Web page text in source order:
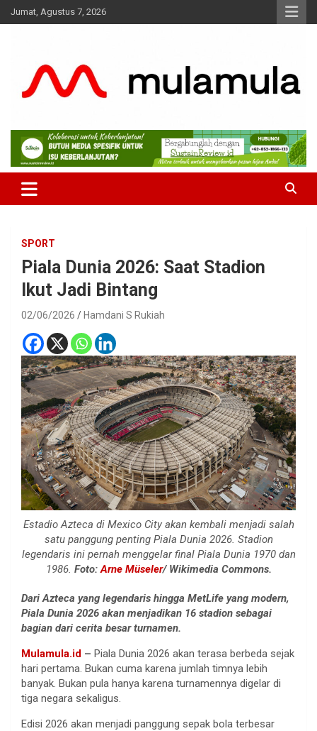
Skip
to
Jumat, Agustus 7, 2026
MulaMula
Medianya para Gen Z
SPORT
Piala Dunia 2026: Saat Stadion
Ikut Jadi Bintang
02/06/2026 Hamdani S Rukiah
Estadio Azteca di Mexico City akan kembali menjadi salah
satu panggung penting Piala Dunia 2026. Stadion
legendaris ini pernah menggelar final Piala Dunia 1970 dan
1986. Foto:Arne Müseler/ Wikimedia Commons.
Dari Azteca yang legendaris hingga MetLife yang modern,
Piala Dunia 2026 akan menjadikan 16 stadion sebagai
bagian dari cerita besar turnamen.
Mulamula.id – Piala Dunia 2026 akan terasa berbeda sejak
hari pertama. Bukan cuma karena jumlah timnya lebih
banyak. Bukan pula hanya karena turnamennya digelar di
tiga negara sekaligus.
Edisi 2026 akan menjadi panggung sepak bola terbesar